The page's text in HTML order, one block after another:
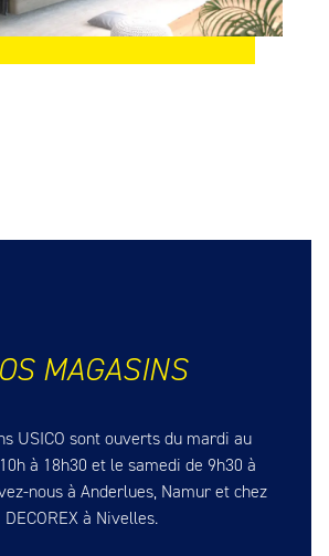
MAGASINS
USICO sont ouverts du mardi au
à 18h30 et le samedi de 9h30 à
nous à Anderlues, Namur et chez
DECOREX à Nivelles.